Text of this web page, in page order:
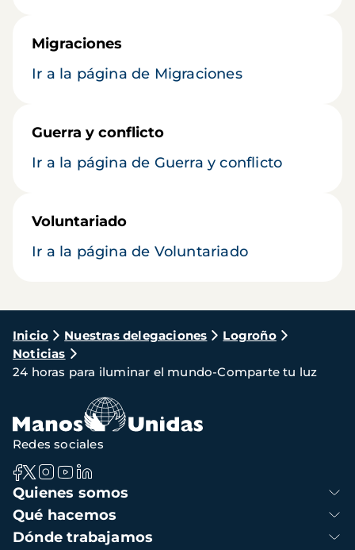
Migraciones
Ir a la página de Migraciones
Guerra y conflicto
Ir a la página de Guerra y conflicto
Voluntariado
Ir a la página de Voluntariado
Ruta
de
navegación
Inicio Nuestras delegaciones
Logroño
Noticias
24 horas para iluminar el mundo-Comparte tu luz
Navegación
principal
Quienes somos
Qué hacemos
Dónde trabajamos
Redes sociales